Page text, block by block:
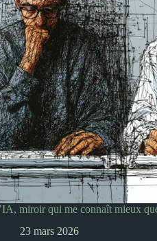
miroir qui me connaît mieux
23 mars 2026